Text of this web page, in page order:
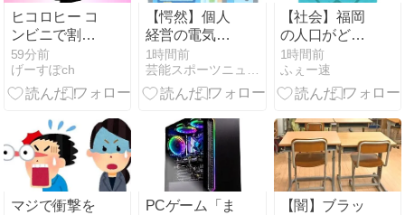
いから結婚し
た」と言われ
た
ヒコロヒー コ
ンビニで割引
おにぎりは
〝絶対買わな
い〟理由
59分前
げーすぽch
【愕然】個人
経営の電気屋
「割引しませ
ん。必要最低
限な物しか売
客さんゼロの
日もザラで
す」 ← これｗ
ｗｗｗｗｗｗ
ｗｗｗ
1時間前
【社会】福岡
の人口がどん
どん増え続け
ている理由
1時間前
ふぇー速
マジで衝撃を
PCゲーム「ま
【闇】ブラッ